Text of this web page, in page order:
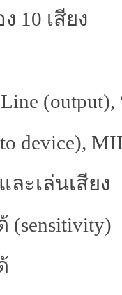
10 เสียง
device),
ะเล่นเสียง
(sensitivity)